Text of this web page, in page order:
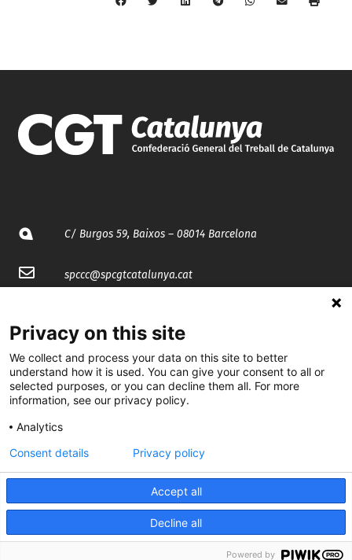
C/ Burgos 59, Baixos – 08014 Barcelona
spccc@spcgtcatalunya.cat
@CGTCatalunya
cgtcatalunya
cgtcatalunya
Desenvolupat per
Privacy on this site
We collect and process your data on this site to better
understand how it is used. You can give your consent to all or
selected purposes, or you can decline them all. For more
information, see our privacy policy.
Analytics
Accept all
Decline all
Consent details Privacy policy
Powered by